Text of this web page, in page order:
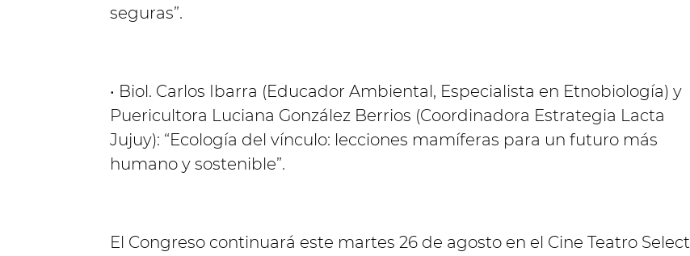
seguras”.
• Biol. Carlos Ibarra (Educador Ambiental, Especialista en Etnobiología) y
Puericultora Luciana González Berrios (Coordinadora Estrategia Lacta
Jujuy): “Ecología del vínculo: lecciones mamíferas para un futuro más
humano y sostenible”.
El Congreso continuará este martes 26 de agosto en el Cine Teatro Select